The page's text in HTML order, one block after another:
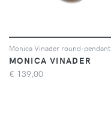
MONICA VINADER
€ 139,00